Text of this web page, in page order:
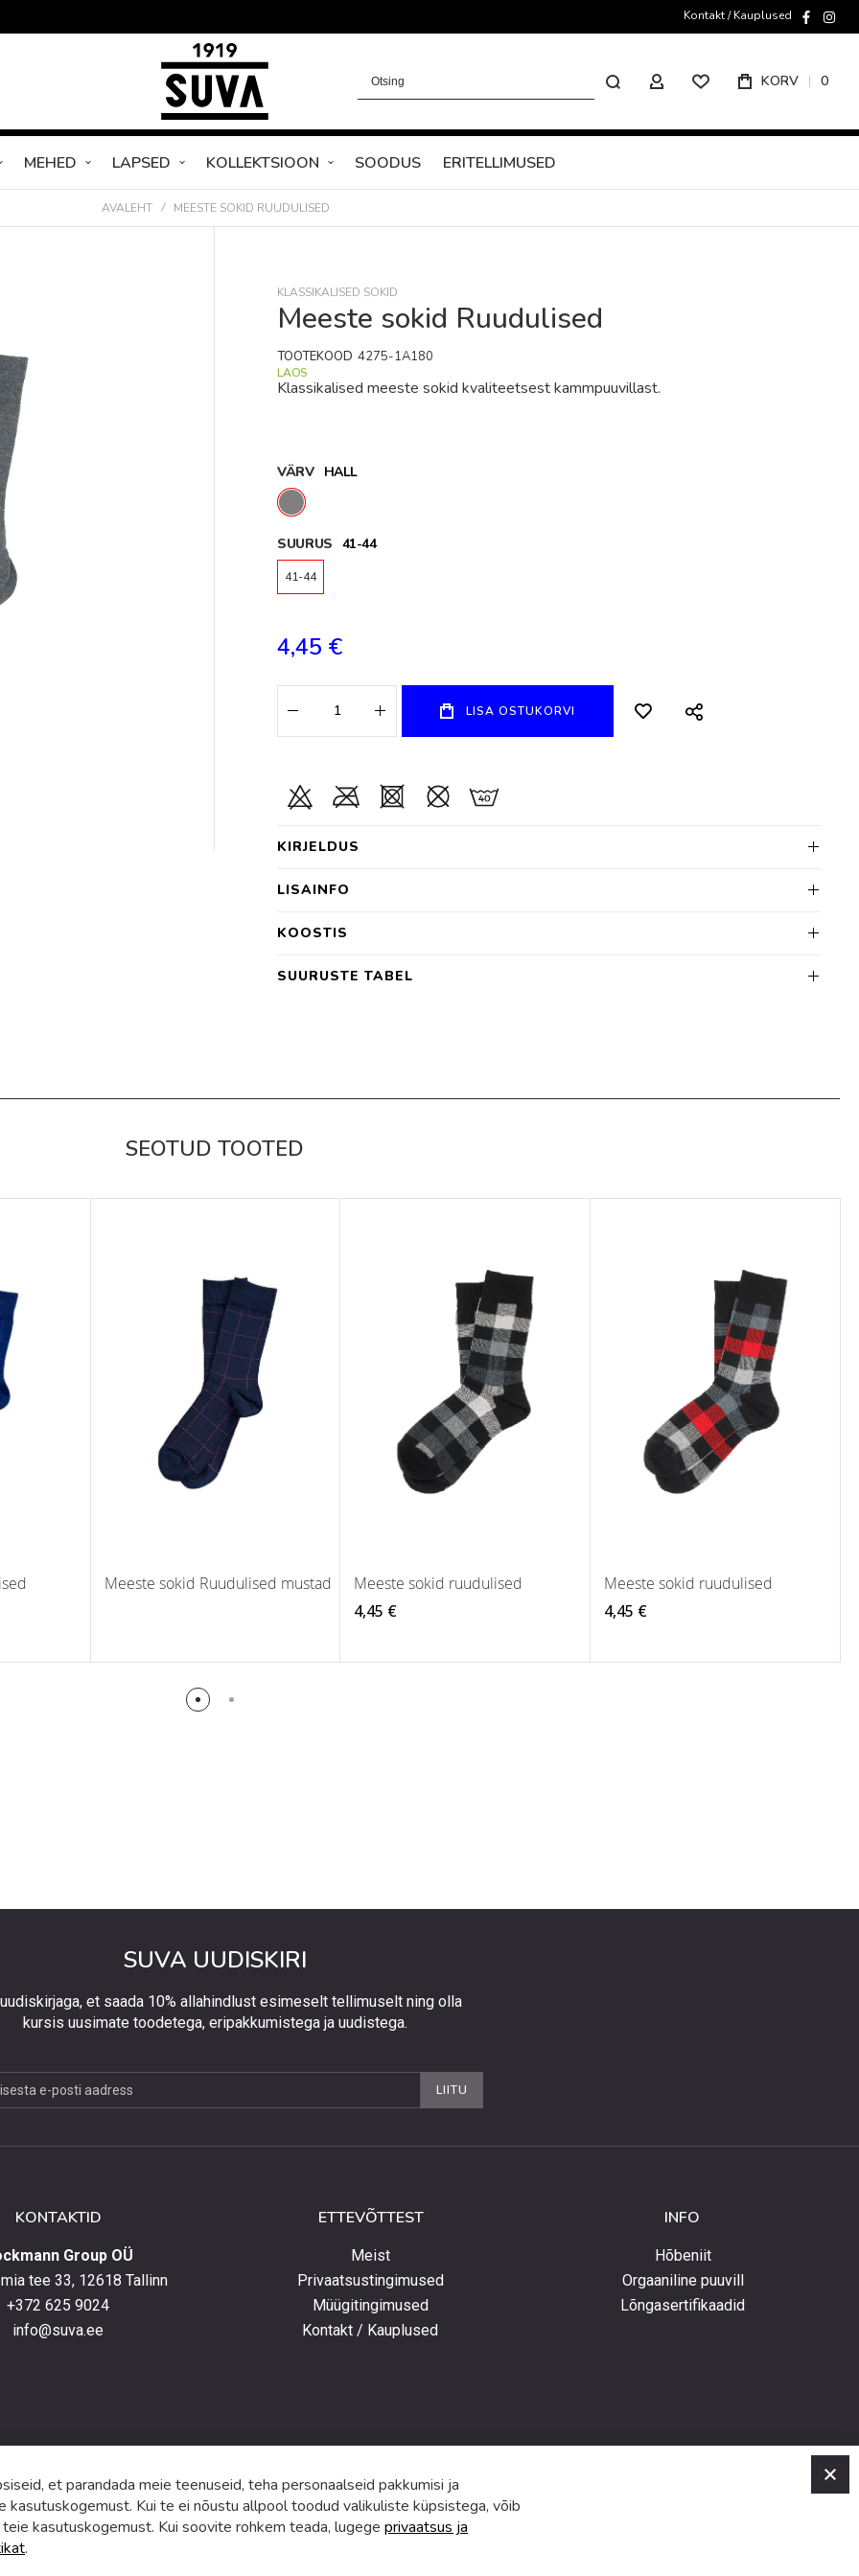
Kontakt / Kauplused
Otsing
MINU KONTO KORV 0
MEHED LAPSED KOLLEKTSIOON SOODUS ERITELLIMUSED
AVALEHT MEESTE SOKID RUUDULISED
KLASSIKALISED SOKID
Meeste sokid Ruudulised
Klassikalised meeste sokid kvaliteetsest kammpuuvillast.
LAOS
TOOTEKOOD 4275-1A180
VÄRV HALL
SUURUS 41-44
41-44
4,45 €
LISA OSTUKORVI
KIRJELDUS
LISAINFO
KOOSTIS
SUURUSTE TABEL
SEOTUD TOOTED
Meeste sokid Ruudulised mustad
Meeste sokid ruudulised
4,45 €
Meeste sokid ruudulised
4,45 €
SUVA UUDISKIRI
et saada 10% allahindlust esimeselt tellimuselt ning olla
kursis uusimate toodetega, eripakkumistega ja uudistega.
LIITU
KONTAKTID
Group OÜ
tee 33, 12618 Tallinn
+372 625 9024
info@suva.ee
ETTEVÕTTEST
Meist
Privaatsustingimused
Müügitingimused
Kontakt / Kauplused
INFO
Hõbeniit
Orgaaniline puuvill
Lõngasertifikaadid
et parandada meie teenuseid, teha personaalseid pakkumisi ja
kasutuskogemust. Kui te ei nõustu allpool toodud valikuliste küpsistega, võib
kasutuskogemust. Kui soovite rohkem teada, lugege privaatsus ja
.